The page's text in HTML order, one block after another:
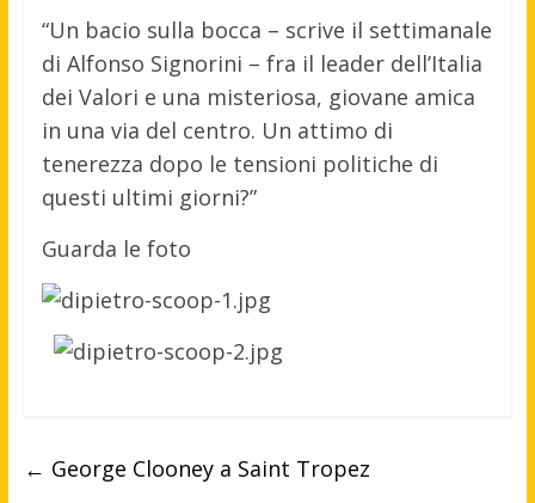
“Un bacio sulla bocca – scrive il settimanale
di Alfonso Signorini – fra il leader dell’Italia
dei Valori e una misteriosa, giovane amica
in una via del centro. Un attimo di
tenerezza dopo le tensioni politiche di
questi ultimi giorni?”
Guarda le foto
← George Clooney a Saint Tropez